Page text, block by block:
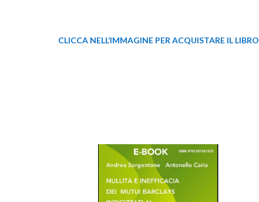
CLICCA NELL’IMMAGINE PER ACQUISTARE IL LIBRO